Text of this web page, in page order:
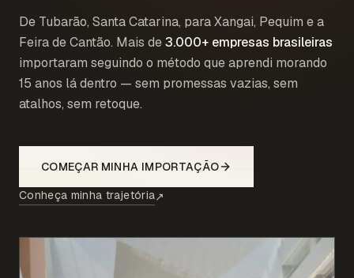
De Tubarão, Santa Catarina, para Xangai, Pequim e a
Feira de Cantão. Mais de3.000+ empresas brasileiras
importaram seguindo o método que aprendi morando
15 anos lá dentro — sem promessas vazias, sem
atalhos, sem retoque.
COMEÇAR MINHA IMPORTAÇÃO
Conheça minha trajetória↗